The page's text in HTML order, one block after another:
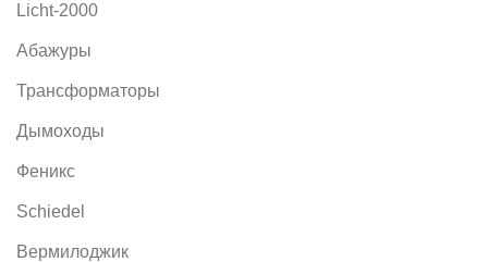
Licht-2000
Абажуры
Трансформаторы
Дымоходы
Феникс
Schiedel
Вермилоджик